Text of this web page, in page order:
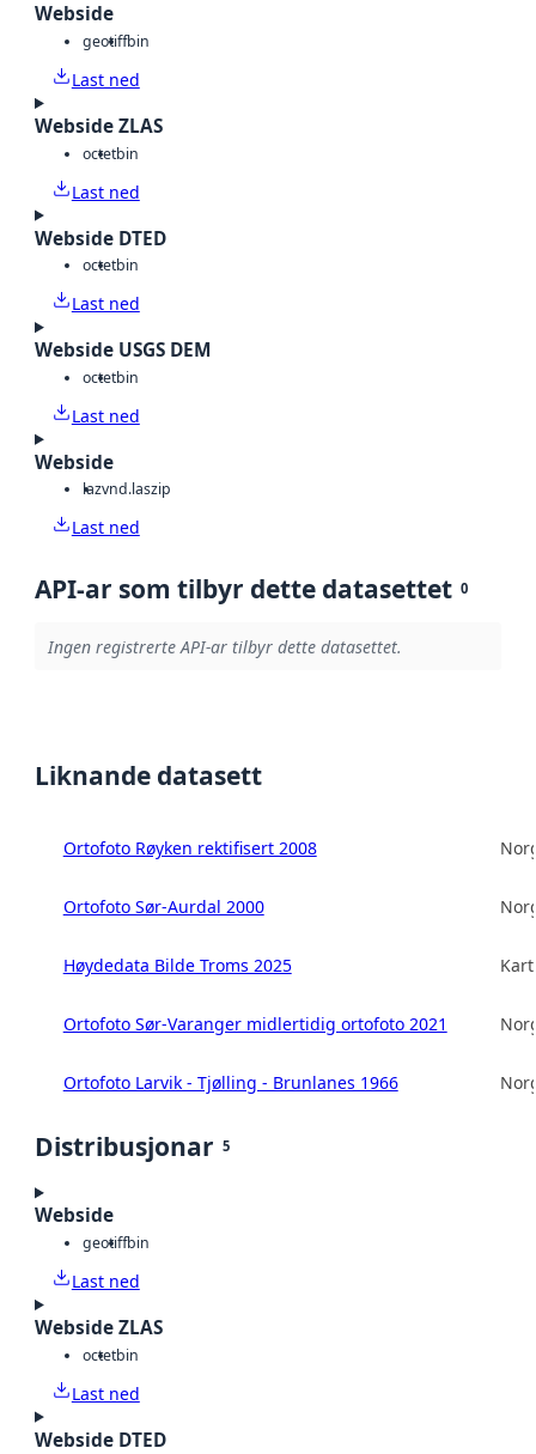
Webside
geotiffbin
Last ned
Webside ZLAS
octetbin
Last ned
Webside DTED
octetbin
Last ned
Webside USGS DEM
octetbin
Last ned
Webside
lazvnd.laszip
Last ned
API-ar som tilbyr dette datasettet 0
Ingen registrerte API-ar tilbyr dette datasettet.
Liknande datasett
Ortofoto Røyken rektifisert 2008
Ortofoto Sør-Aurdal 2000
Høydedata Bilde Troms 2025
Ortofoto Sør-Varanger midlertidig ortofoto 2021
Ortofoto Larvik - Tjølling - Brunlanes 1966
Distribusjonar 5
Webside
geotiffbin
Last ned
Webside ZLAS
octetbin
Last ned
Webside DTED